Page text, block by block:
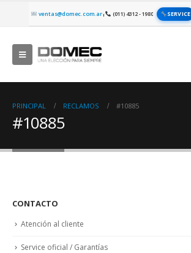
ventas@domec.com.ar| (011) 4312 - 1980 SERVICE
PRINCIPAL RECLAMOS #10885
#10885
CONTACTO
Atención al cliente
Service oficial / Garantías